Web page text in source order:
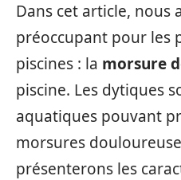
Dans cet article, nous
préoccupant pour les
piscines : la morsure
piscine. Les dytiques
aquatiques pouvant
morsures
présenterons les